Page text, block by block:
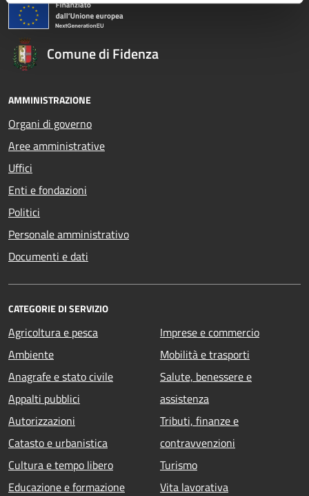
Comune di Fidenza
AMMINISTRAZIONE
Organi di governo
Aree amministrative
Uffici
Enti e fondazioni
Politici
Personale amministrativo
Documenti e dati
CATEGORIE DI SERVIZIO
Agricoltura e pesca
Ambiente
Anagrafe e stato civile
Appalti pubblici
Autorizzazioni
Catasto e urbanistica
Cultura e tempo libero
Educazione e formazione
Imprese e commercio
Mobilità e trasporti
Salute, benessere e
assistenza
Tributi, finanze e
contravvenzioni
Turismo
Vita lavorativa